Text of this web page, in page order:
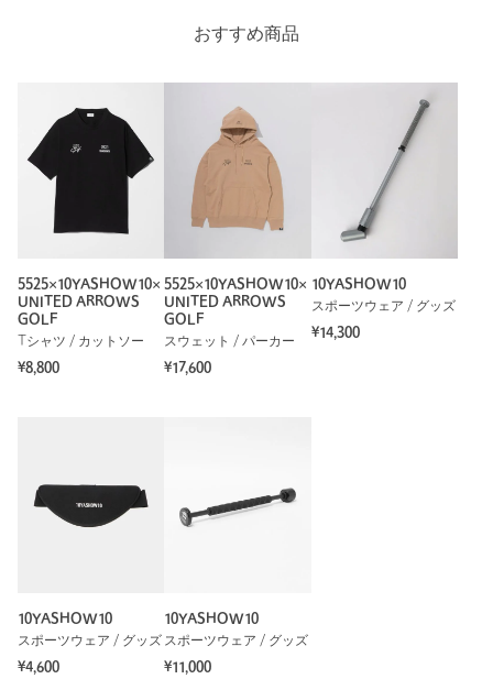
対象外商品
MEN
カテゴリー トップス | ニット / セーター
サイズ S M L
本体；毛100％ 刺しゅう糸；レーヨン100％
洗濯表示 ドライクリーニング 洗濯表示について
S M L
Check the recommended size
Try this item on
おすすめ商品
5525×10YASHOW10×
UNITED ARROWS
GOLF
Tシャツ / カットソー
¥8,800
5525×10YASHOW10×
UNITED ARROWS
GOLF
スウェット / パーカー
¥17,600
10YASHOW10
スポーツウェア / グッズ
¥14,300
10YASHOW10
スポーツウェア / グッズ
¥4,600
10YASHOW10
スポーツウェア / グッズ
¥11,000